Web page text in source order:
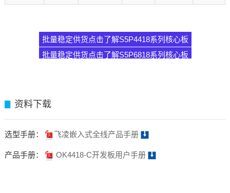
批量稳定供货点击了解S5P4418系列核心板
批量稳定供货点击了解S5P6818系列核心板
资料下载
选型手册： 飞凌嵌入式全线产品手册
产品手册： OK4418-C开发板用户手册